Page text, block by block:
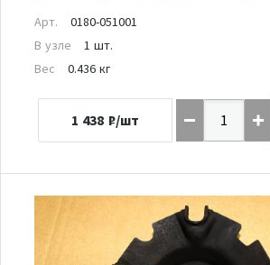
Арт.
0180-051001
В узле
1 шт.
Вес
0.436 кг
1 438 ₽/шт